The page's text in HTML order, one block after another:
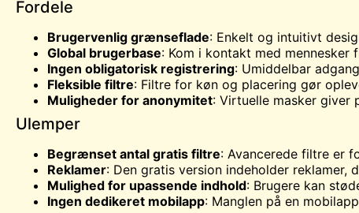
Fordele
Brugervenlig grænseflade: Enkelt og intuitivt
Global brugerbase: Kom i kontakt med mennesker
Ingen obligatorisk registrering: Umiddelbar
Fleksible filtre: Filtre for køn og placering gør
Muligheder for anonymitet: Virtuelle masker giver
Ulemper
Begrænset antal gratis filtre: Avancerede filtre er
Reklamer: Den gratis version indeholder reklamer,
Mulighed for upassende indhold: Brugere kan
Ingen dedikeret mobilapp: Manglen på en